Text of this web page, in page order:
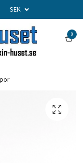
SEK
0